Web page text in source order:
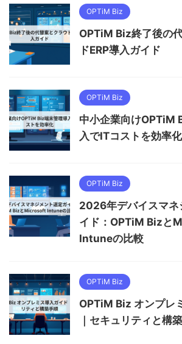
OPTiM Biz
OPTiM Biz終了後の
ドERP導入ガイド
OPTiM Biz
中小企業向けOPTiM
入でITコストを効率化
OPTiM Biz
2026年デバイスマネ
イド：OPTiM Bizと
Intuneの比較
OPTiM Biz
OPTiM Biz オンプレ
｜セキュリティと構